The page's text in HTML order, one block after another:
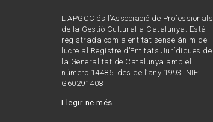
L'APGCC és l’Associació de Professionals
de la Gestió Cultural a Catalunya. Està
registrada com a entitat sense ànim de
lucre al Registre d’Entitats Jurídiques de
la Generalitat de Catalunya amb el
número 14486, des de l’any 1993. NIF:
G60291408
Llegir-ne més